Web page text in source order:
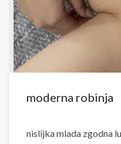
moderna robinja
nislijka mlada zgodna